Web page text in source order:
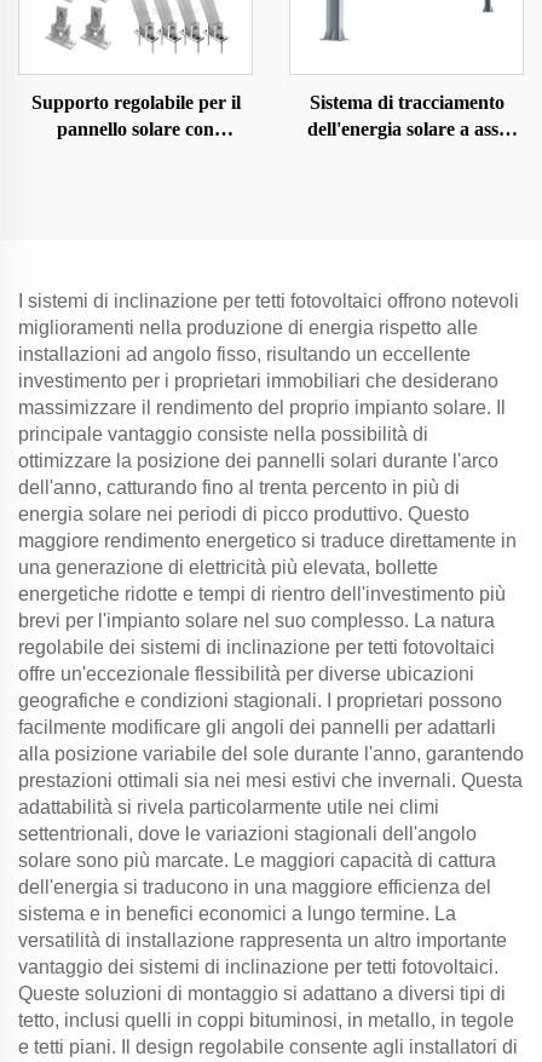
Supporto regolabile per il
pannello solare con
Sistema di tracciamento
dell'energia solare a asse
I sistemi di inclinazione per tetti fotovoltaici offrono notevoli
miglioramenti nella produzione di energia rispetto alle
installazioni ad angolo fisso, risultando un eccellente
investimento per i proprietari immobiliari che desiderano
massimizzare il rendimento del proprio impianto solare. Il
principale vantaggio consiste nella possibilità di
ottimizzare la posizione dei pannelli solari durante l'arco
dell'anno, catturando fino al trenta percento in più di
energia solare nei periodi di picco produttivo. Questo
maggiore rendimento energetico si traduce direttamente in
una generazione di elettricità più elevata, bollette
energetiche ridotte e tempi di rientro dell'investimento più
brevi per l'impianto solare nel suo complesso. La natura
regolabile dei sistemi di inclinazione per tetti fotovoltaici
offre un'eccezionale flessibilità per diverse ubicazioni
geografiche e condizioni stagionali. I proprietari possono
facilmente modificare gli angoli dei pannelli per adattarli
alla posizione variabile del sole durante l'anno, garantendo
prestazioni ottimali sia nei mesi estivi che invernali. Questa
adattabilità si rivela particolarmente utile nei climi
settentrionali, dove le variazioni stagionali dell'angolo
solare sono più marcate. Le maggiori capacità di cattura
dell'energia si traducono in una maggiore efficienza del
sistema e in benefici economici a lungo termine. La
versatilità di installazione rappresenta un altro importante
vantaggio dei sistemi di inclinazione per tetti fotovoltaici.
Queste soluzioni di montaggio si adattano a diversi tipi di
tetto, inclusi quelli in coppi bituminosi, in metallo, in tegole
e tetti piani. Il design regolabile consente agli installatori di